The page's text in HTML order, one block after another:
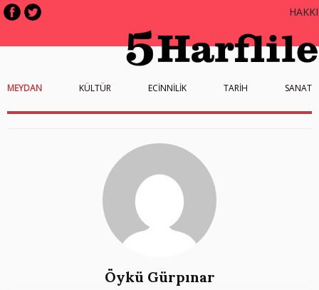
MEYDAN KÜLTÜR ECİNNİLİK TARİH SANAT
Öykü Gürpınar